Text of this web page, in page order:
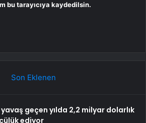
bu tarayıcıya kaydedilsin.
Son Eklenen
geçen yılda 2,2 milyar dolarlık
ediyor